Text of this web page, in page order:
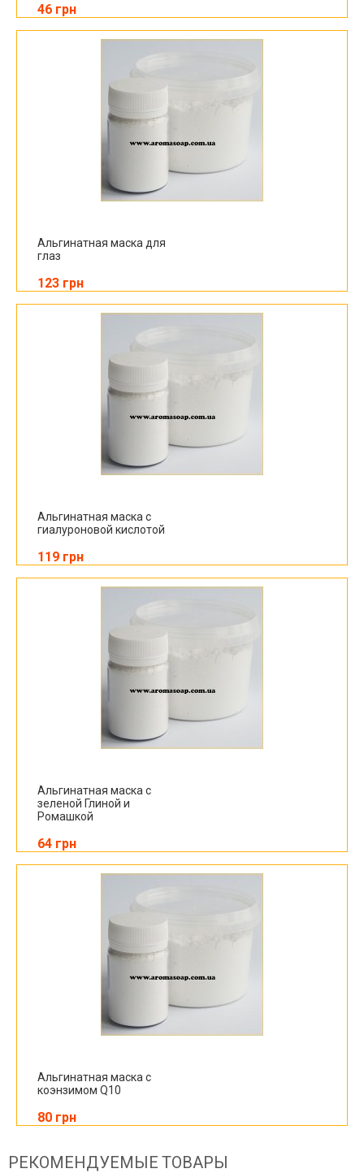
46 грн
Альгинатная маска для
глаз
123 грн
Альгинатная маска с
гиалуроновой кислотой
119 грн
Альгинатная маска с
зеленой Глиной и
Ромашкой
64 грн
Альгинатная маска с
коэнзимом Q10
80 грн
РЕКОМЕНДУЕМЫЕ ТОВАРЫ